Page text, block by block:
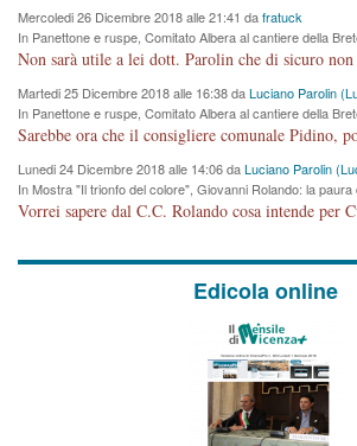
Mercoledi 26 Dicembre 2018 alle 21:41 dafratuck
In Panettone e ruspe, Comitato Albera al cantiere della
cronoprogramma"
Martedi 25 Dicembre 2018 alle 16:38 daLuciano Parolin
In Panettone e ruspe, Comitato Albera al cantiere della
cronoprogramma"
Lunedi 24 Dicembre 2018 alle 14:06 daLuciano Parolin
In Mostra "Il trionfo del colore", Giovanni Rolando: la
Edicola online